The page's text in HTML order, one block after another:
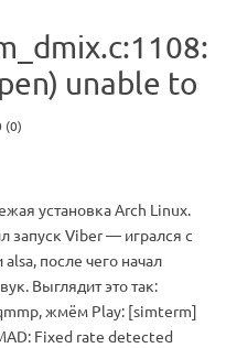
unable to
(0)
установка Arch Linux.
запуск Viber — игрался с
после чего начал
Выглядит это так:
жмём Play: [simterm]
Fixed rate detected